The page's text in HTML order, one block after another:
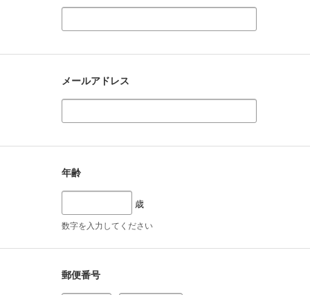
メールアドレス
年齢
歳
数字を入力してください
郵便番号